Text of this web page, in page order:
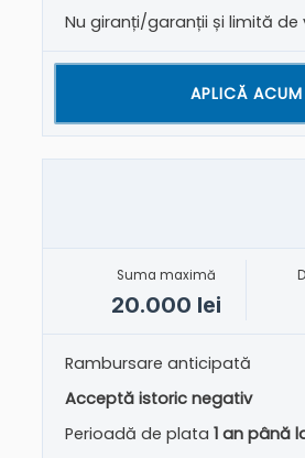
Nu giranți/garanții și limită de
APLICĂ ACUM
Suma maximă
20.000 lei
Rambursare anticipată
Acceptă istoric negativ
Perioadă de plata 1 an până